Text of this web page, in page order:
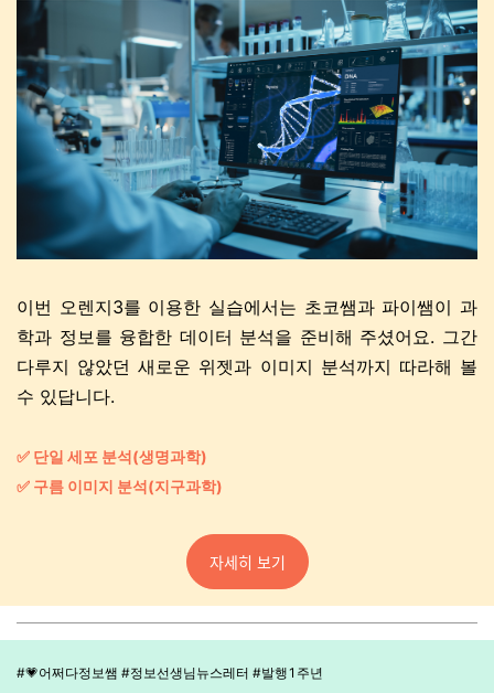
이번 오렌지3를 이용한 실습에서는 초코쌤과 파이쌤이 과
학과 정보를 융합한 데이터 분석을 준비해 주셨어요. 그간
다루지 않았던 새로운 위젯과 이미지 분석까지 따라해 볼
수 있답니다.
✅ 단일 세포 분석(생명과학)
✅ 구름 이미지 분석(지구과학)
자세히 보기
#💗어쩌다정보쌤 #정보선생님뉴스레터 #발행1주년